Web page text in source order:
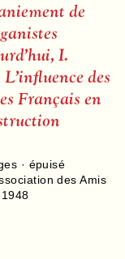
de
I.
des
Français en
· épuisé
des Amis